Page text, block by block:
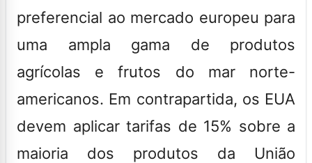
preferencial ao mercado europeu para
uma ampla gama de produtos
agrícolas e frutos do mar norte-
americanos. Em contrapartida, os EUA
devem aplicar tarifas de 15% sobre a
maioria dos produtos da União